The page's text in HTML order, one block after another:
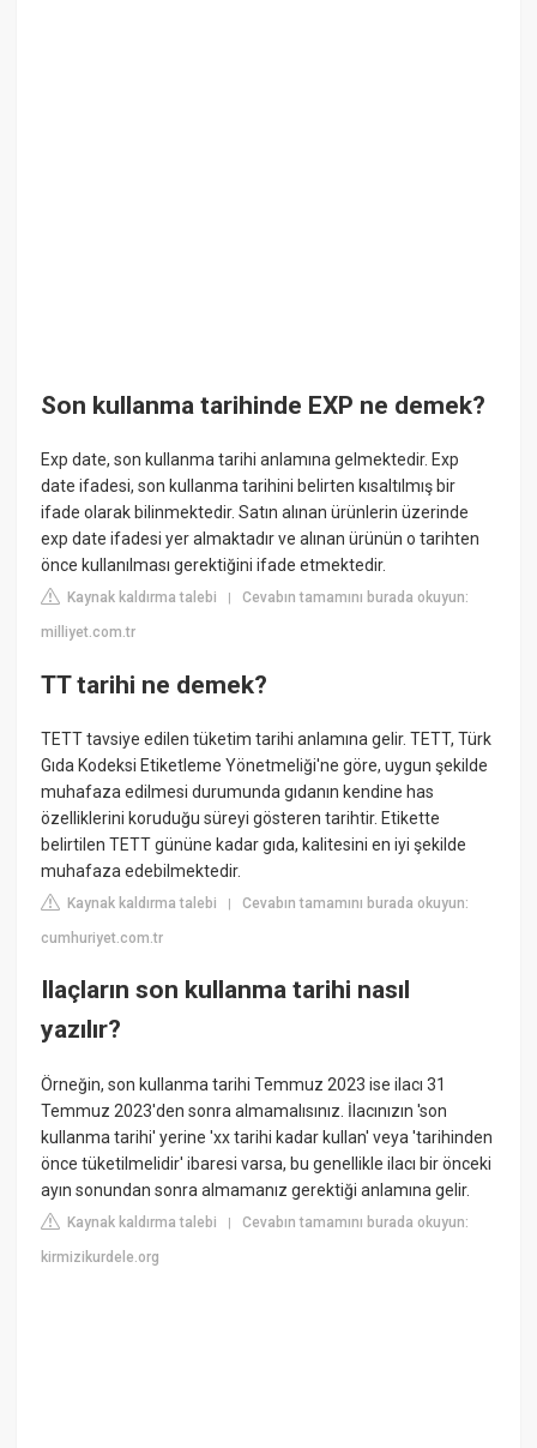
Son kullanma tarihinde EXP ne demek?
Exp date, son kullanma tarihi anlamına gelmektedir. Exp
date ifadesi, son kullanma tarihini belirten kısaltılmış bir
ifade olarak bilinmektedir. Satın alınan ürünlerin üzerinde
exp date ifadesi yer almaktadır ve alınan ürünün o tarihten
önce kullanılması gerektiğini ifade etmektedir.
Kaynak kaldırma talebi |Cevabın tamamını burada okuyun:
milliyet.com.tr
TT tarihi ne demek?
TETT tavsiye edilen tüketim tarihi anlamına gelir. TETT, Türk
Gıda Kodeksi Etiketleme Yönetmeliği'ne göre, uygun şekilde
muhafaza edilmesi durumunda gıdanın kendine has
özelliklerini koruduğu süreyi gösteren tarihtir. Etikette
belirtilen TETT gününe kadar gıda, kalitesini en iyi şekilde
muhafaza edebilmektedir.
Kaynak kaldırma talebi |Cevabın tamamını burada okuyun:
cumhuriyet.com.tr
Ilaçların son kullanma tarihi nasıl
yazılır?
Örneğin, son kullanma tarihi Temmuz 2023 ise ilacı 31
Temmuz 2023'den sonra almamalısınız. İlacınızın 'son
kullanma tarihi' yerine 'xx tarihi kadar kullan' veya 'tarihinden
önce tüketilmelidir' ibaresi varsa, bu genellikle ilacı bir önceki
ayın sonundan sonra almamanız gerektiği anlamına gelir.
Kaynak kaldırma talebi |Cevabın tamamını burada okuyun:
kirmizikurdele.org